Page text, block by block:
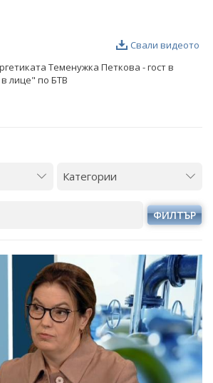
Свали видеото
Теменужка Петкова - гост в
лице" по БТВ
ФИЛТЪР